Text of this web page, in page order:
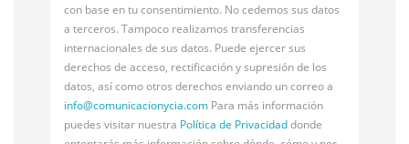
con base en tu consentimiento. No cedemos sus datos
a terceros. Tampoco realizamos transferencias
internacionales de sus datos. Puede ejercer sus
derechos de acceso, rectificación y supresión de los
datos, así como otros derechos enviando un correo a
info@comunicacionycia.com Para más información
puedes visitar nuestra Política de Privacidaddonde